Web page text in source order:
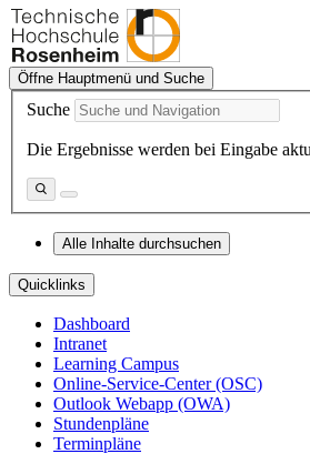
Öffne Hauptmenü und Suche
Suche
Die Ergebnisse werden bei Eingabe
Alle Inhalte durchsuchen
Quicklinks
Dashboard
Intranet
Learning Campus
Online-Service-Center (OSC)
Outlook Webapp (OWA)
Stundenpläne
Terminpläne